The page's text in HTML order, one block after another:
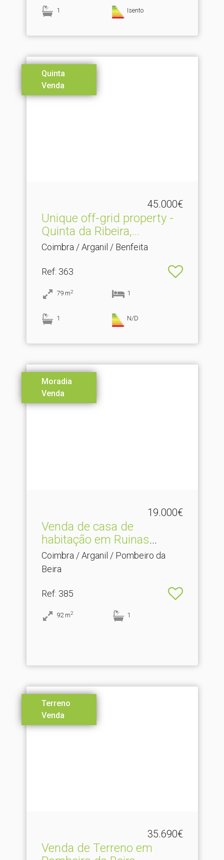
1 Isento
Quinta
Venda
45.000€
Unique off-grid property -
Quinta da Ribeira,.​..
Coimbra / Arganil / Benfeita
Ref: 363
79 m2 1
1 N/D
Moradia
Venda
19.000€
Venda de casa de
habitação em Ruinas
localiza.​..
Coimbra / Arganil / Pombeiro da
Beira
Ref: 385
92 m2 1
Terreno
Venda
35.690€
Venda de Terreno em